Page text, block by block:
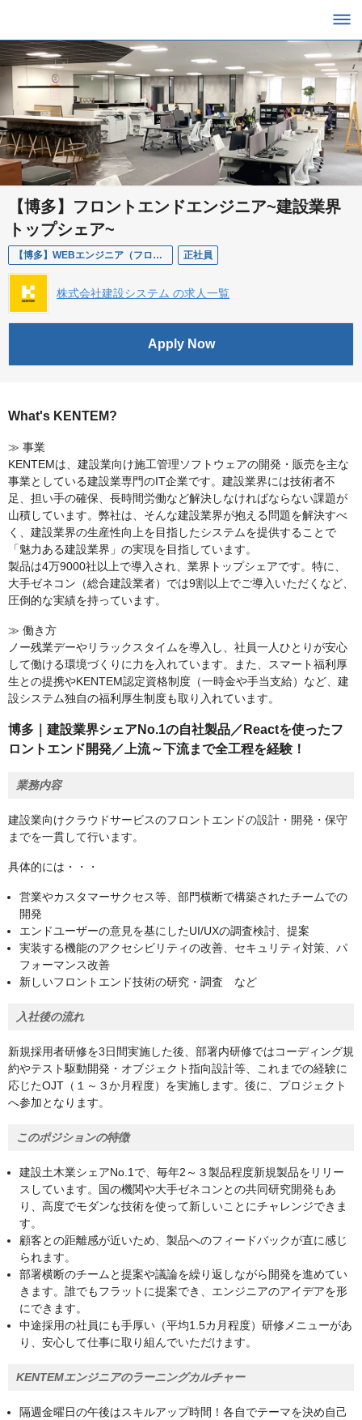
【博多】フロントエンドエンジニア~建設業界
トップシェア~
【博多】WEBエンジニア（フロントエンド） 正社員
株式会社建設システム の求人一覧
Apply Now
What's KENTEM?
≫ 事業
KENTEMは、建設業向け施工管理ソフトウェアの開発・販売を主な
事業としている建設業専門のIT企業です。建設業界には技術者不
足、担い手の確保、長時間労働など解決しなければならない課題が
山積しています。弊社は、そんな建設業界が抱える問題を解決すべ
く、建設業界の生産性向上を目指したシステムを提供することで
「魅力ある建設業界」の実現を目指しています。
製品は4万9000社以上で導入され、業界トップシェアです。特に、
大手ゼネコン（総合建設業者）では9割以上でご導入いただくなど、
圧倒的な実績を持っています。
≫ 働き方
ノー残業デーやリラックスタイムを導入し、社員一人ひとりが安心
して働ける環境づくりに力を入れています。また、スマート福利厚
生との提携やKENTEM認定資格制度（一時金や手当支給）など、建
設システム独自の福利厚生制度も取り入れています。
博多｜建設業界シェアNo.1の自社製品／Reactを使ったフ
ロントエンド開発／上流～下流まで全工程を経験！
業務内容
建設業向けクラウドサービスのフロントエンドの設計・開発・保守
までを一貫して行います。
具体的には・・・
営業やカスタマーサクセス等、部門横断で構築されたチームでの
開発
エンドユーザーの意見を基にしたUI/UXの調査検討、提案
実装する機能のアクセシビリティの改善、セキュリティ対策、パ
フォーマンス改善
新しいフロントエンド技術の研究・調査 など
入社後の流れ
新規採用者研修を3日間実施した後、部署内研修ではコーディング規
約やテスト駆動開発・オブジェクト指向設計等、これまでの経験に
応じたOJT（１～３か月程度）を実施します。後に、プロジェクト
へ参加となります。
このポジションの特徴
建設土木業シェアNo.1で、毎年2～３製品程度新規製品をリリー
スしています。国の機関や大手ゼネコンとの共同研究開発もあ
り、高度でモダンな技術を使って新しいことにチャレンジできま
す。
顧客との距離感が近いため、製品へのフィードバックが直に感じ
られます。
部署横断のチームと提案や議論を繰り返しながら開発を進めてい
きます。誰でもフラットに提案でき、エンジニアのアイデアを形
にできます。
中途採用の社員にも手厚い（平均1.5カ月程度）研修メニューがあ
り、安心して仕事に取り組んでいただけます。
KENTEMエンジニアのラーニングカルチャー
隔週金曜日の午後はスキルアップ時間！各自でテーマを決め自己